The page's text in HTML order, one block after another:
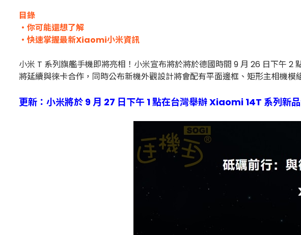
目錄
・你可能還想了解
・快速掌握最新Xiaomi小米資訊
小米 T 系列旗艦手機即將亮相！小米宣布將於將於德國時間 9 月 26 日下午
將延續與徠卡合作，同時公布新機外觀設計將會配有平面邊框、矩形主相機
更新：小米將於 9 月 27 日下午 1 點在台灣舉辦 Xiaomi 14T 系列新品